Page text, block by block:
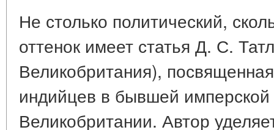
Не столько политический,
оттенок имеет статья Д. С.
Великобритания),
индийцев в бывшей
Великобритании. Автор